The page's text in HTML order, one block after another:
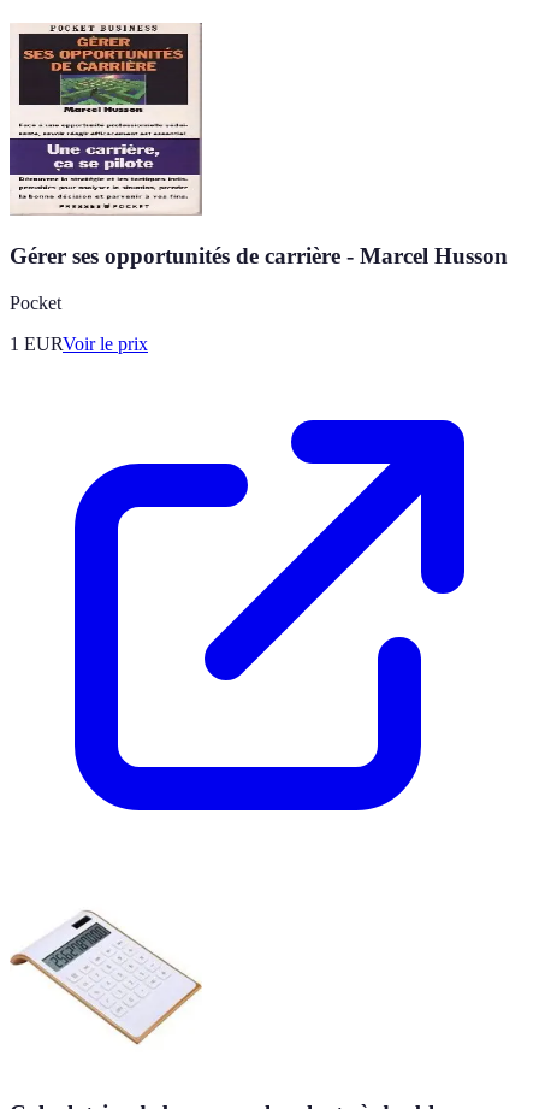
Gérer ses opportunités de carrière - Marcel Husson
Pocket
1 EURVoir le prix